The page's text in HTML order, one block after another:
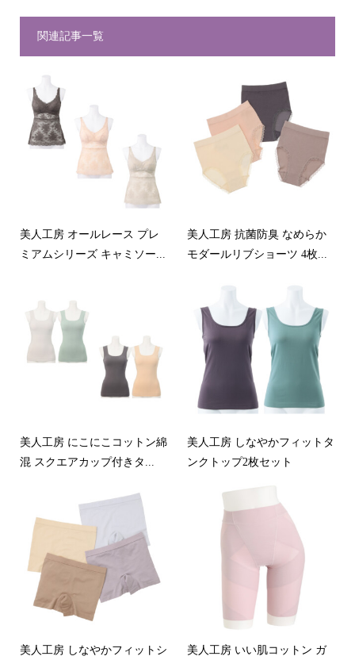
関連記事一覧
美人工房 オールレース プレ
ミアムシリーズ キャミソー...
美人工房 抗菌防臭 なめらか
モダールリブショーツ 4枚...
美人工房 にこにこコットン綿
混 スクエアカップ付きタ...
美人工房 しなやかフィットタ
ンクトップ2枚セット
美人工房 しなやかフィットシ
美人工房 いい肌コットン ガ